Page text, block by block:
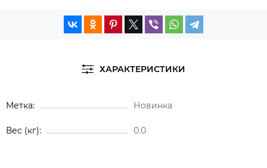
ХАРАКТЕРИСТИКИ
Метка Новинка
Вес (кг) 0.0